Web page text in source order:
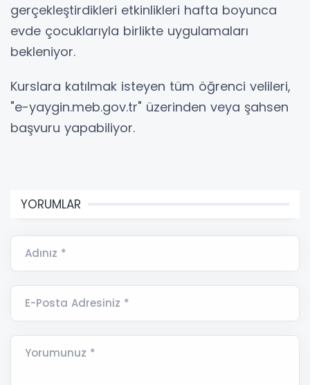
gerçekleştirdikleri etkinlikleri hafta boyunca
evde çocuklarıyla birlikte uygulamaları
bekleniyor.
Kurslara katılmak isteyen tüm öğrenci velileri,
"e-yaygin.meb.gov.tr" üzerinden veya şahsen
başvuru yapabiliyor.
YORUMLAR
Adınız *
E-Posta Adresiniz *
Yorumunuz *